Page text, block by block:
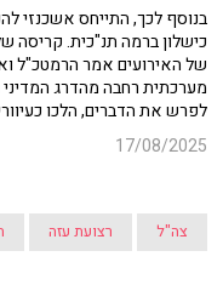
בנוסף לכך, התייחס אשכנזי
כישלון ברמה תנ"כית. קריסה
של האירועים אמר הרמטכ"ל
מערכתית רחבה מהדרג
לפרש את הדברים, הלכו
17/08/2025
צה"ל רצועת עזה